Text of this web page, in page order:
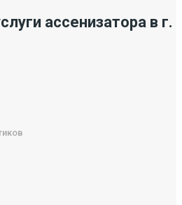
ассенизатора в г.